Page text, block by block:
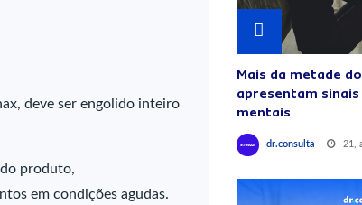
deve ser engolido inteiro
produto,
em condições agudas.
Mais da metade
apresentam
mentais
dr.consulta 21,